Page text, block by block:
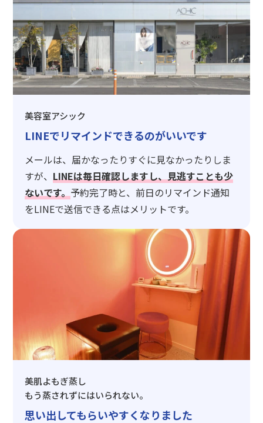
美容室アシック
LINEでリマインドできるのがいいです
メールは、届かなったりすぐに見なかったりしま
すが、 LINEは毎日確認しますし、見逃すことも少
ないです。 予約完了時と、前日のリマインド通知
をLINEで送信できる点はメリットです。
美肌よもぎ蒸し
もう蒸されずにはいられない。
思い出してもらいやすくなりました